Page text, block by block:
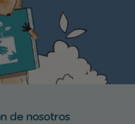
de nosotros